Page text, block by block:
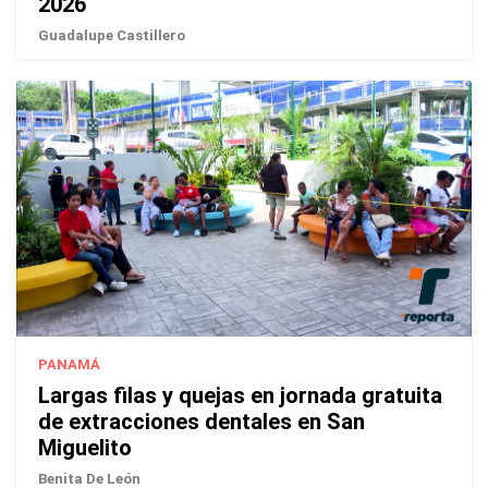
Guadalupe Castillero
PANAMÁ
Largas filas y quejas en jornada gratuita
de extracciones dentales en San
Miguelito
Benita De León